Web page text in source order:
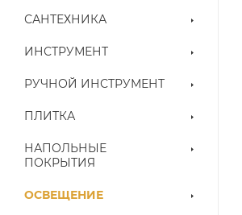
САНТЕХНИКА
ИНСТРУМЕНТ
РУЧНОЙ ИНСТРУМЕНТ
ПЛИТКА
НАПОЛЬНЫЕ
ПОКРЫТИЯ
ОСВЕЩЕНИЕ